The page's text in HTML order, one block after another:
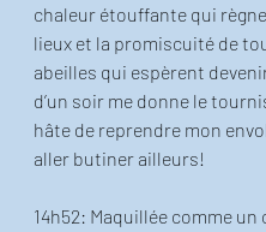
chaleur étouffante qui
lieux et la promiscuité de
abeilles qui espèrent
d’un soir me donne le
hâte de reprendre mon
aller butiner ailleurs!
14h52: Maquillée comme un